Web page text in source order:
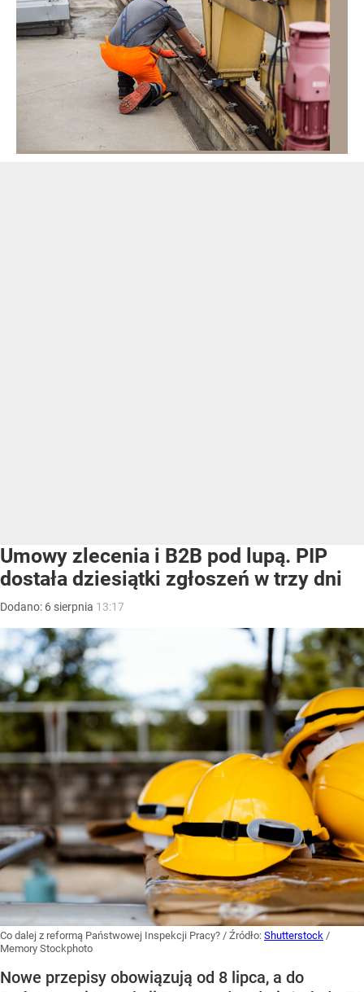
Umowy zlecenia i B2B pod lupą. PIP
dostała dziesiątki zgłoszeń w trzy dni
Dodano: 6 sierpnia 13:17
Co dalej z reformą Państwowej Inspekcji Pracy? / Źródło: Shutterstock /
Memory Stockphoto
Nowe przepisy obowiązują od 8 lipca, a do